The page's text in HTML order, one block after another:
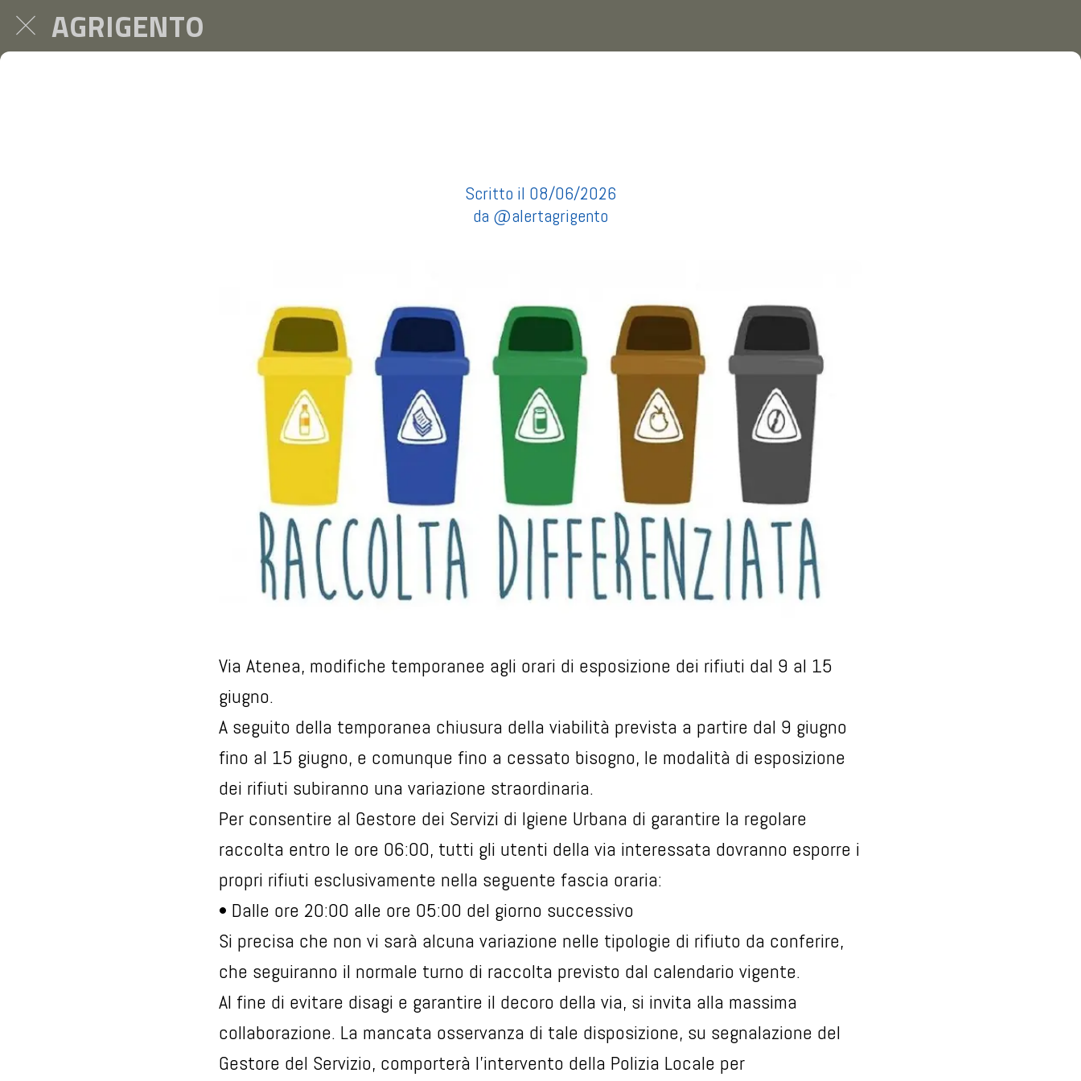
AGRIGENTO
Scritto il 08/06/2026
da @alertagrigento
Via Atenea, modifiche temporanee agli orari di esposizione dei rifiuti dal 9 al 15
giugno.
A seguito della temporanea chiusura della viabilità prevista a partire dal 9 giugno
fino al 15 giugno, e comunque fino a cessato bisogno, le modalità di esposizione
dei rifiuti subiranno una variazione straordinaria.
Per consentire al Gestore dei Servizi di Igiene Urbana di garantire la regolare
raccolta entro le ore 06:00, tutti gli utenti della via interessata dovranno esporre i
propri rifiuti esclusivamente nella seguente fascia oraria:
• Dalle ore 20:00 alle ore 05:00 del giorno successivo
Si precisa che non vi sarà alcuna variazione nelle tipologie di rifiuto da conferire,
che seguiranno il normale turno di raccolta previsto dal calendario vigente.
Al fine di evitare disagi e garantire il decoro della via, si invita alla massima
collaborazione. La mancata osservanza di tale disposizione, su segnalazione del
Gestore del Servizio, comporterà l'intervento della Polizia Locale per